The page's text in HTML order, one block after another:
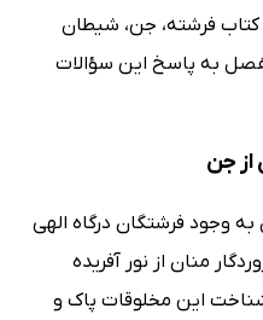
فرشته، جن، شیطان
به پاسخ این سؤالات
از جن
وجود فرشتگان درگاه الهی
منان از نور آفریده
این مخلوقات پاک و